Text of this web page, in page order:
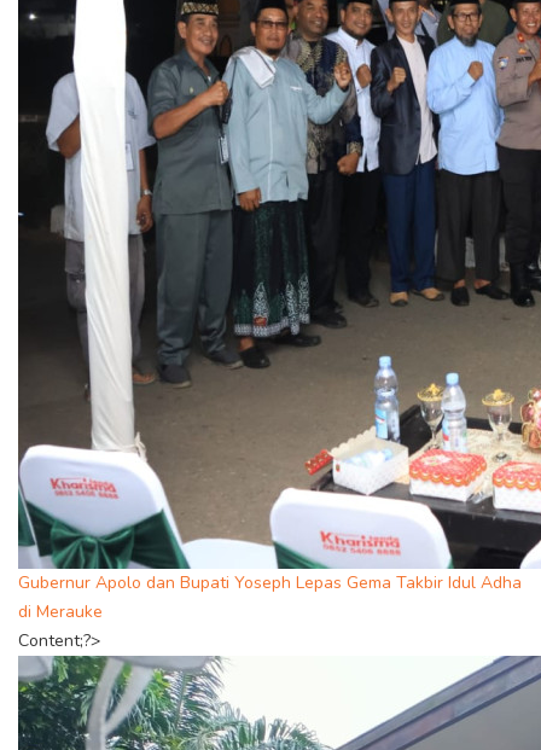
Gubernur Apolo dan Bupati Yoseph Lepas Gema Takbir Idul Adha
di Merauke
Content;?>